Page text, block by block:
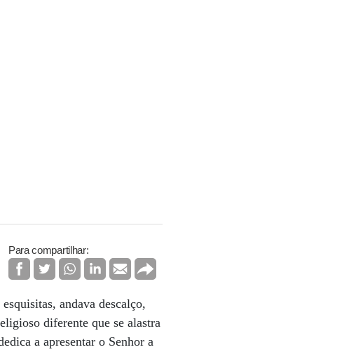
Para compartilhar:
andava descalço,
diferente que se alastra
a apresentar o Senhor a